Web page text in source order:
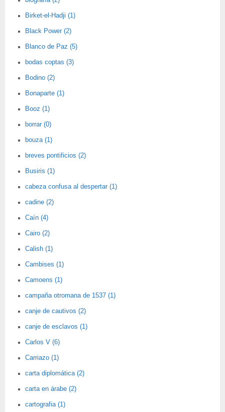
Birket-el-Hadji (1)
Black Power (2)
Blanco de Paz (5)
bodas coptas (3)
Bodino (2)
Bonaparte (1)
Booz (1)
borrar (0)
bouza (1)
breves pontificios (2)
Busiris (1)
cabeza confusa al despertar (1)
cadine (2)
Caín (4)
Cairo (2)
Calish (1)
Cambises (1)
Camoens (1)
campaña otromana de 1537 (1)
canje de cautivos (2)
canje de esclavos (1)
Carlos V (6)
Carriazo (1)
carta diplomática (2)
carta en árabe (2)
cartografia (1)